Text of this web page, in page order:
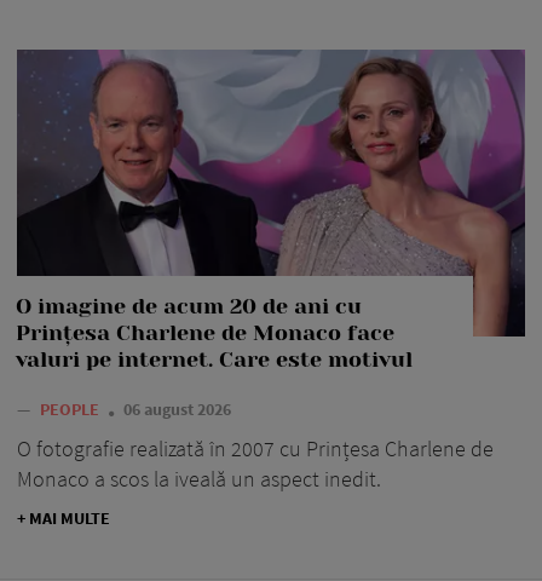
O imagine de acum 20 de ani cu
Prințesa Charlene de Monaco face
valuri pe internet. Care este motivul
— PEOPLE 06 august 2026
O fotografie realizată în 2007 cu Prințesa Charlene de
Monaco a scos la iveală un aspect inedit.
+ MAI MULTE